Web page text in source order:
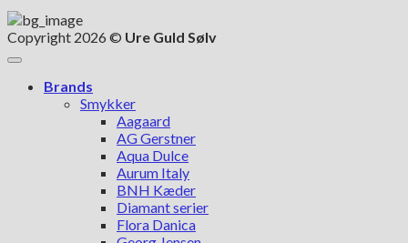
Copyright 2026 © Ure Guld Sølv
Brands
Smykker
Aagaard
AG Gerstner
Aqua Dulce
Aurum Italy
BNH Kæder
Diamant serier
Flora Danica